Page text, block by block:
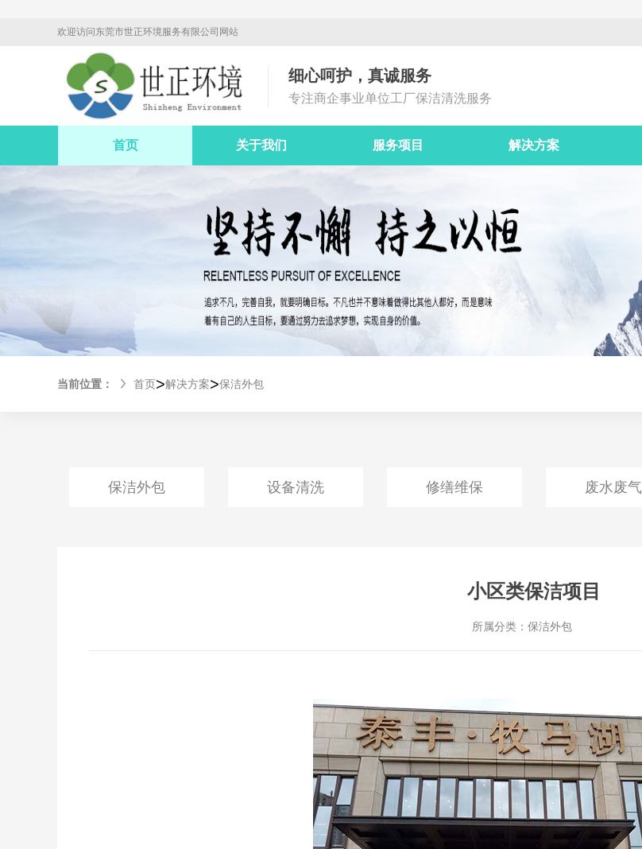
欢迎访问东莞市世正环境服务有限公司网站
细心呵护，真诚服务
专注商企事业单位工厂保洁清洗服务
首页 关于我们 服务项目 解决方案
当前位置： 首页>解决方案>保洁外包
保洁外包 设备清洗 修缮维保 废水废气
小区类保洁项目
所属分类： 保洁外包